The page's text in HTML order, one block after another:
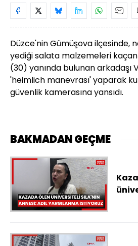
Düzce'nin Gümüşova ilçesinde,
yediği salata malzemeleri
(30) yanında bulunan arkadaşı
'heimlich manevrası' yaparak
güvenlik kamerasına yansıdı.
BAKMADAN GEÇME